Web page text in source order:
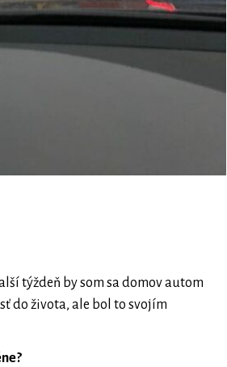
týždeň by som sa domov autom
do života, ale bol to svojím